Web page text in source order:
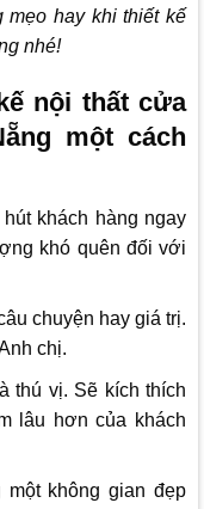
hay khi thiết kế
nhé!
nội thất cửa
một cách
khách hàng ngay
khó quên đối với
chuyện hay giá trị.
chị.
thú vị. Sẽ kích thích
lâu hơn của khách
không gian đẹp